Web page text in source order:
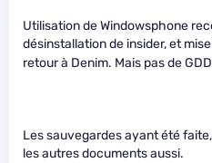
Utilisation de Windowsphone
désinstallation de insider, et
retour à Denim. Mais pas de
Les sauvegardes ayant été
les autres documents aussi.